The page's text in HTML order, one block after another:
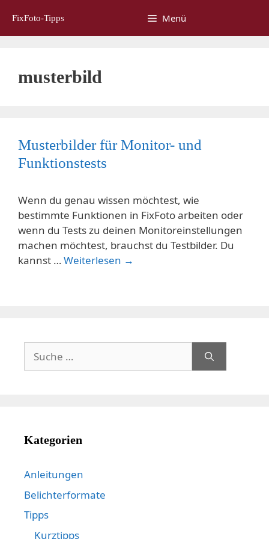
Inhalt
springen
FixFoto-Tipps Menü
musterbild
Musterbilder für Monitor- und
Funktionstests
Wenn du genau wissen möchtest, wie
bestimmte Funktionen in FixFoto arbeiten oder
wenn du Tests zu deinen Monitoreinstellungen
machen möchtest, brauchst du Testbilder. Du
kannst …Weiterlesen →
nach:
Kategorien
Anleitungen
Belichterformate
Tipps
Kurztipps